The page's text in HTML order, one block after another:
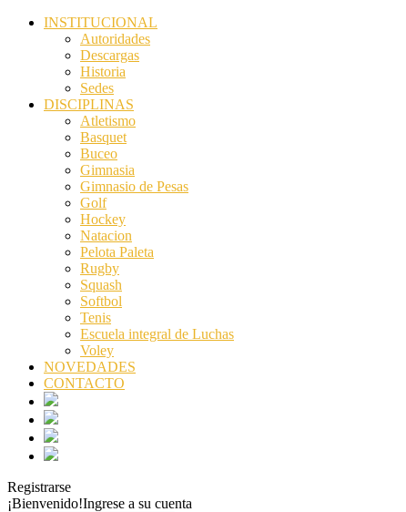
INSTITUCIONAL
Autoridades
Descargas
Historia
Sedes
DISCIPLINAS
Atletismo
Basquet
Buceo
Gimnasia
Gimnasio de Pesas
Golf
Hockey
Natacion
Pelota Paleta
Rugby
Squash
Softbol
Tenis
Escuela integral de Luchas
Voley
NOVEDADES
CONTACTO
Registrarse
¡Bienvenido!Ingrese a su cuenta